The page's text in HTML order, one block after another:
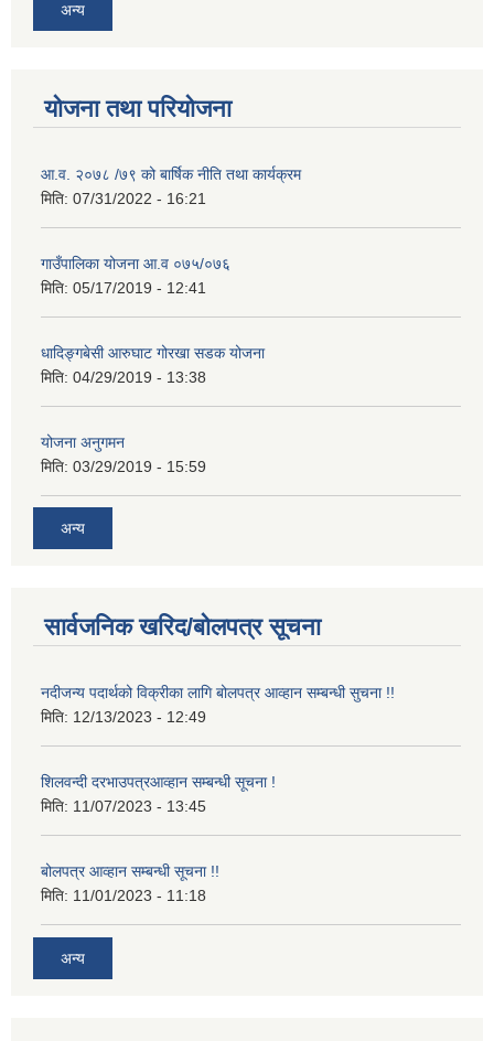
अन्य
योजना तथा परियोजना
आ.व. २०७८ /७९ को बार्षिक नीति तथा कार्यक्रम
मिति: 07/31/2022 - 16:21
गाउँपालिका योजना आ.व ०७५/०७६
मिति: 05/17/2019 - 12:41
धादिङ्गबेसी आरुघाट गोरखा सडक योजना
मिति: 04/29/2019 - 13:38
योजना अनुगमन
मिति: 03/29/2019 - 15:59
अन्य
सार्वजनिक खरिद/बोलपत्र सूचना
नदीजन्य पदार्थको विक्रीका लागि बोलपत्र आव्हान सम्बन्धी सुचना !!
मिति: 12/13/2023 - 12:49
शिलवन्दी दरभाउपत्रआव्हान सम्बन्धी सूचना !
मिति: 11/07/2023 - 13:45
बोलपत्र आव्हान सम्बन्धी सूचना !!
मिति: 11/01/2023 - 11:18
अन्य